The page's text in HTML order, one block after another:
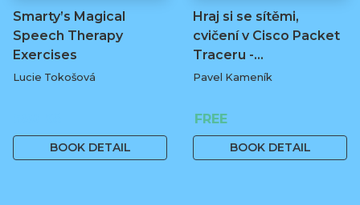
Smarty’s Magical
Speech Therapy
Exercises
Lucie Tokošová
BOOK DETAIL
Hraj si se sítěmi,
cvičení v Cisco Packet
Traceru -…
Pavel Kameník
FREE
BOOK DETAIL